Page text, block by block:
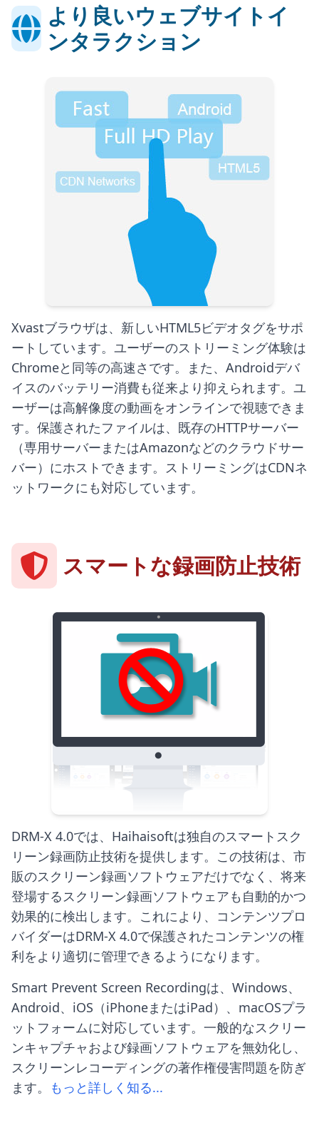
より良いウェブサイトイ
ンタラクション
Xvastブラウザは、新しいHTML5ビデオタグをサポ
ートしています。ユーザーのストリーミング体験は
Chromeと同等の高速さです。また、Androidデバ
イスのバッテリー消費も従来より抑えられます。ユ
ーザーは高解像度の動画をオンラインで視聴できま
す。保護されたファイルは、既存のHTTPサーバー
（専用サーバーまたはAmazonなどのクラウドサー
バー）にホストできます。ストリーミングはCDNネ
ットワークにも対応しています。
スマートな録画防止技術
DRM-X 4.0では、Haihaisoftは独自のスマートスク
リーン録画防止技術を提供します。この技術は、市
販のスクリーン録画ソフトウェアだけでなく、将来
登場するスクリーン録画ソフトウェアも自動的かつ
効果的に検出します。これにより、コンテンツプロ
バイダーはDRM-X 4.0で保護されたコンテンツの権
利をより適切に管理できるようになります。
Smart Prevent Screen Recordingは、Windows、
Android、iOS（iPhoneまたはiPad）、macOSプラ
ットフォームに対応しています。一般的なスクリー
ンキャプチャおよび録画ソフトウェアを無効化し、
スクリーンレコーディングの著作権侵害問題を防ぎ
ます。
もっと詳しく知る...